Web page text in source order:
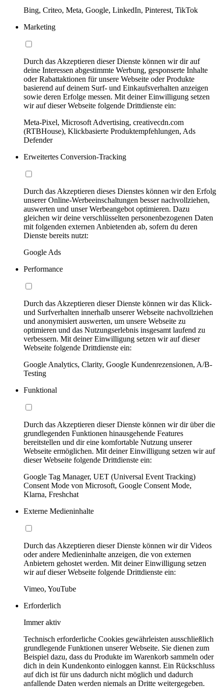
Bing, Criteo, Meta, Google, LinkedIn, Pinterest, TikTok
Marketing
Durch das Akzeptieren dieser Dienste können wir dir auf
deine Interessen abgestimmte Werbung, gesponserte Inhalte
oder Rabattaktionen für unsere Webseite oder Produkte
basierend auf deinem Surf- und Einkaufsverhalten anzeigen
sowie deren Erfolge messen. Mit deiner Einwilligung setzen
wir auf dieser Webseite folgende Drittdienste ein:
Meta-Pixel, Microsoft Advertising, creativecdn.com
(RTBHouse), Klickbasierte Produktempfehlungen, Ads
Defender
Erweitertes Conversion-Tracking
Durch das Akzeptieren dieses Dienstes können wir den Erfolg
unserer Online-Werbeeinschaltungen besser nachvollziehen,
auswerten und unser Werbeangebot optimieren. Dazu
gleichen wir deine verschlüsselten personenbezogenen Daten
mit folgenden externen Anbietenden ab, sofern du deren
Dienste bereits nutzt:
Google Ads
Performance
Durch das Akzeptieren dieser Dienste können wir das Klick-
und Surfverhalten innerhalb unserer Webseite nachvollziehen
und anonymisiert auswerten, um unsere Webseite zu
optimieren und das Nutzungserlebnis insgesamt laufend zu
verbessern. Mit deiner Einwilligung setzen wir auf dieser
Webseite folgende Drittdienste ein:
Google Analytics, Clarity, Google Kundenrezensionen, A/B-
Testing
Funktional
Durch das Akzeptieren dieser Dienste können wir dir über die
grundlegenden Funktionen hinausgehende Features
bereitstellen und dir eine komfortable Nutzung unserer
Webseite ermöglichen. Mit deiner Einwilligung setzen wir auf
dieser Webseite folgende Drittdienste ein:
Google Tag Manager, UET (Universal Event Tracking)
Consent Mode von Microsoft, Google Consent Mode,
Klarna, Freshchat
Externe Medieninhalte
Durch das Akzeptieren dieser Dienste können wir dir Videos
oder andere Medieninhalte anzeigen, die von externen
Anbietern gehostet werden. Mit deiner Einwilligung setzen
wir auf dieser Webseite folgende Drittdienste ein:
Vimeo, YouTube
Erforderlich
Immer aktiv
Technisch erforderliche Cookies gewährleisten ausschließlich
grundlegende Funktionen unserer Webseite. Sie dienen zum
Beispiel dazu, dass du Produkte im Warenkorb sammeln oder
dich in dein Kundenkonto einloggen kannst. Ein Rückschluss
auf dich ist für uns dadurch nicht möglich und dadurch
anfallende Daten werden niemals an Dritte weitergegeben.